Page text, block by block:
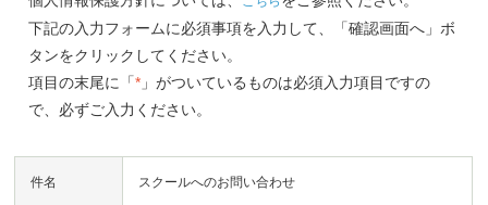
下記の入力フォームに必須事項を入力して、「確認画面へ」ボ
タンをクリックしてください。
項目の末尾に「* 」がついているものは必須入力項目ですの
で、必ずご入力ください。
件名 スクールへのお問い合わせ